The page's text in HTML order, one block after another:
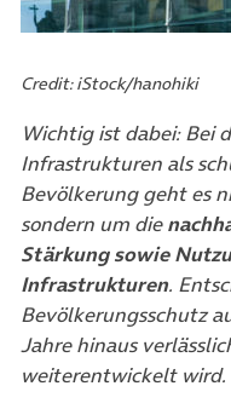
Credit: iStock/hanohiki
Wichtig ist dabei: Bei
Infrastrukturen als
Bevölkerung geht es
sondern um die
Stärkung sowie
Infrastrukturen.
Bevölkerungsschutz
Jahre hinaus
weiterentwickelt wird.